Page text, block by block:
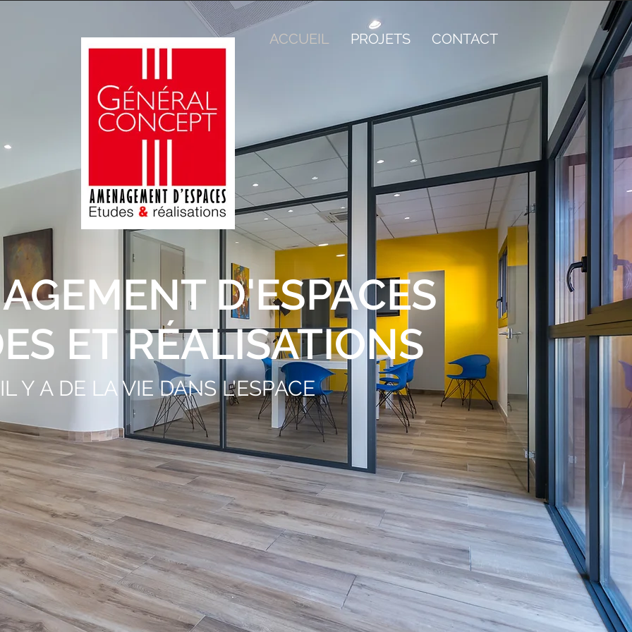
ACCUEIL PROJETS CONTACT
D'ESPACES
ET RÉALISATIONS
IL Y A DE LA VIE DANS L'ESPACE